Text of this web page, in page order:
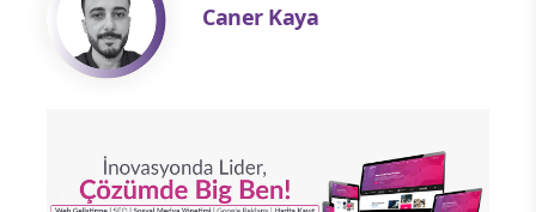
Caner Kaya